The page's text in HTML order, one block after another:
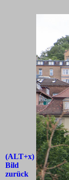
(ALT+x)
Bild
zurück